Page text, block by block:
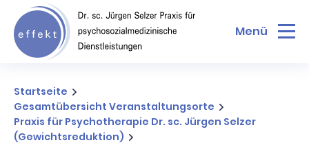
Menü
Startseite
Gesamtübersicht Veranstaltungsorte
Praxis für Psychotherapie Dr. sc. Jürgen Selzer
(Gewichtsreduktion)